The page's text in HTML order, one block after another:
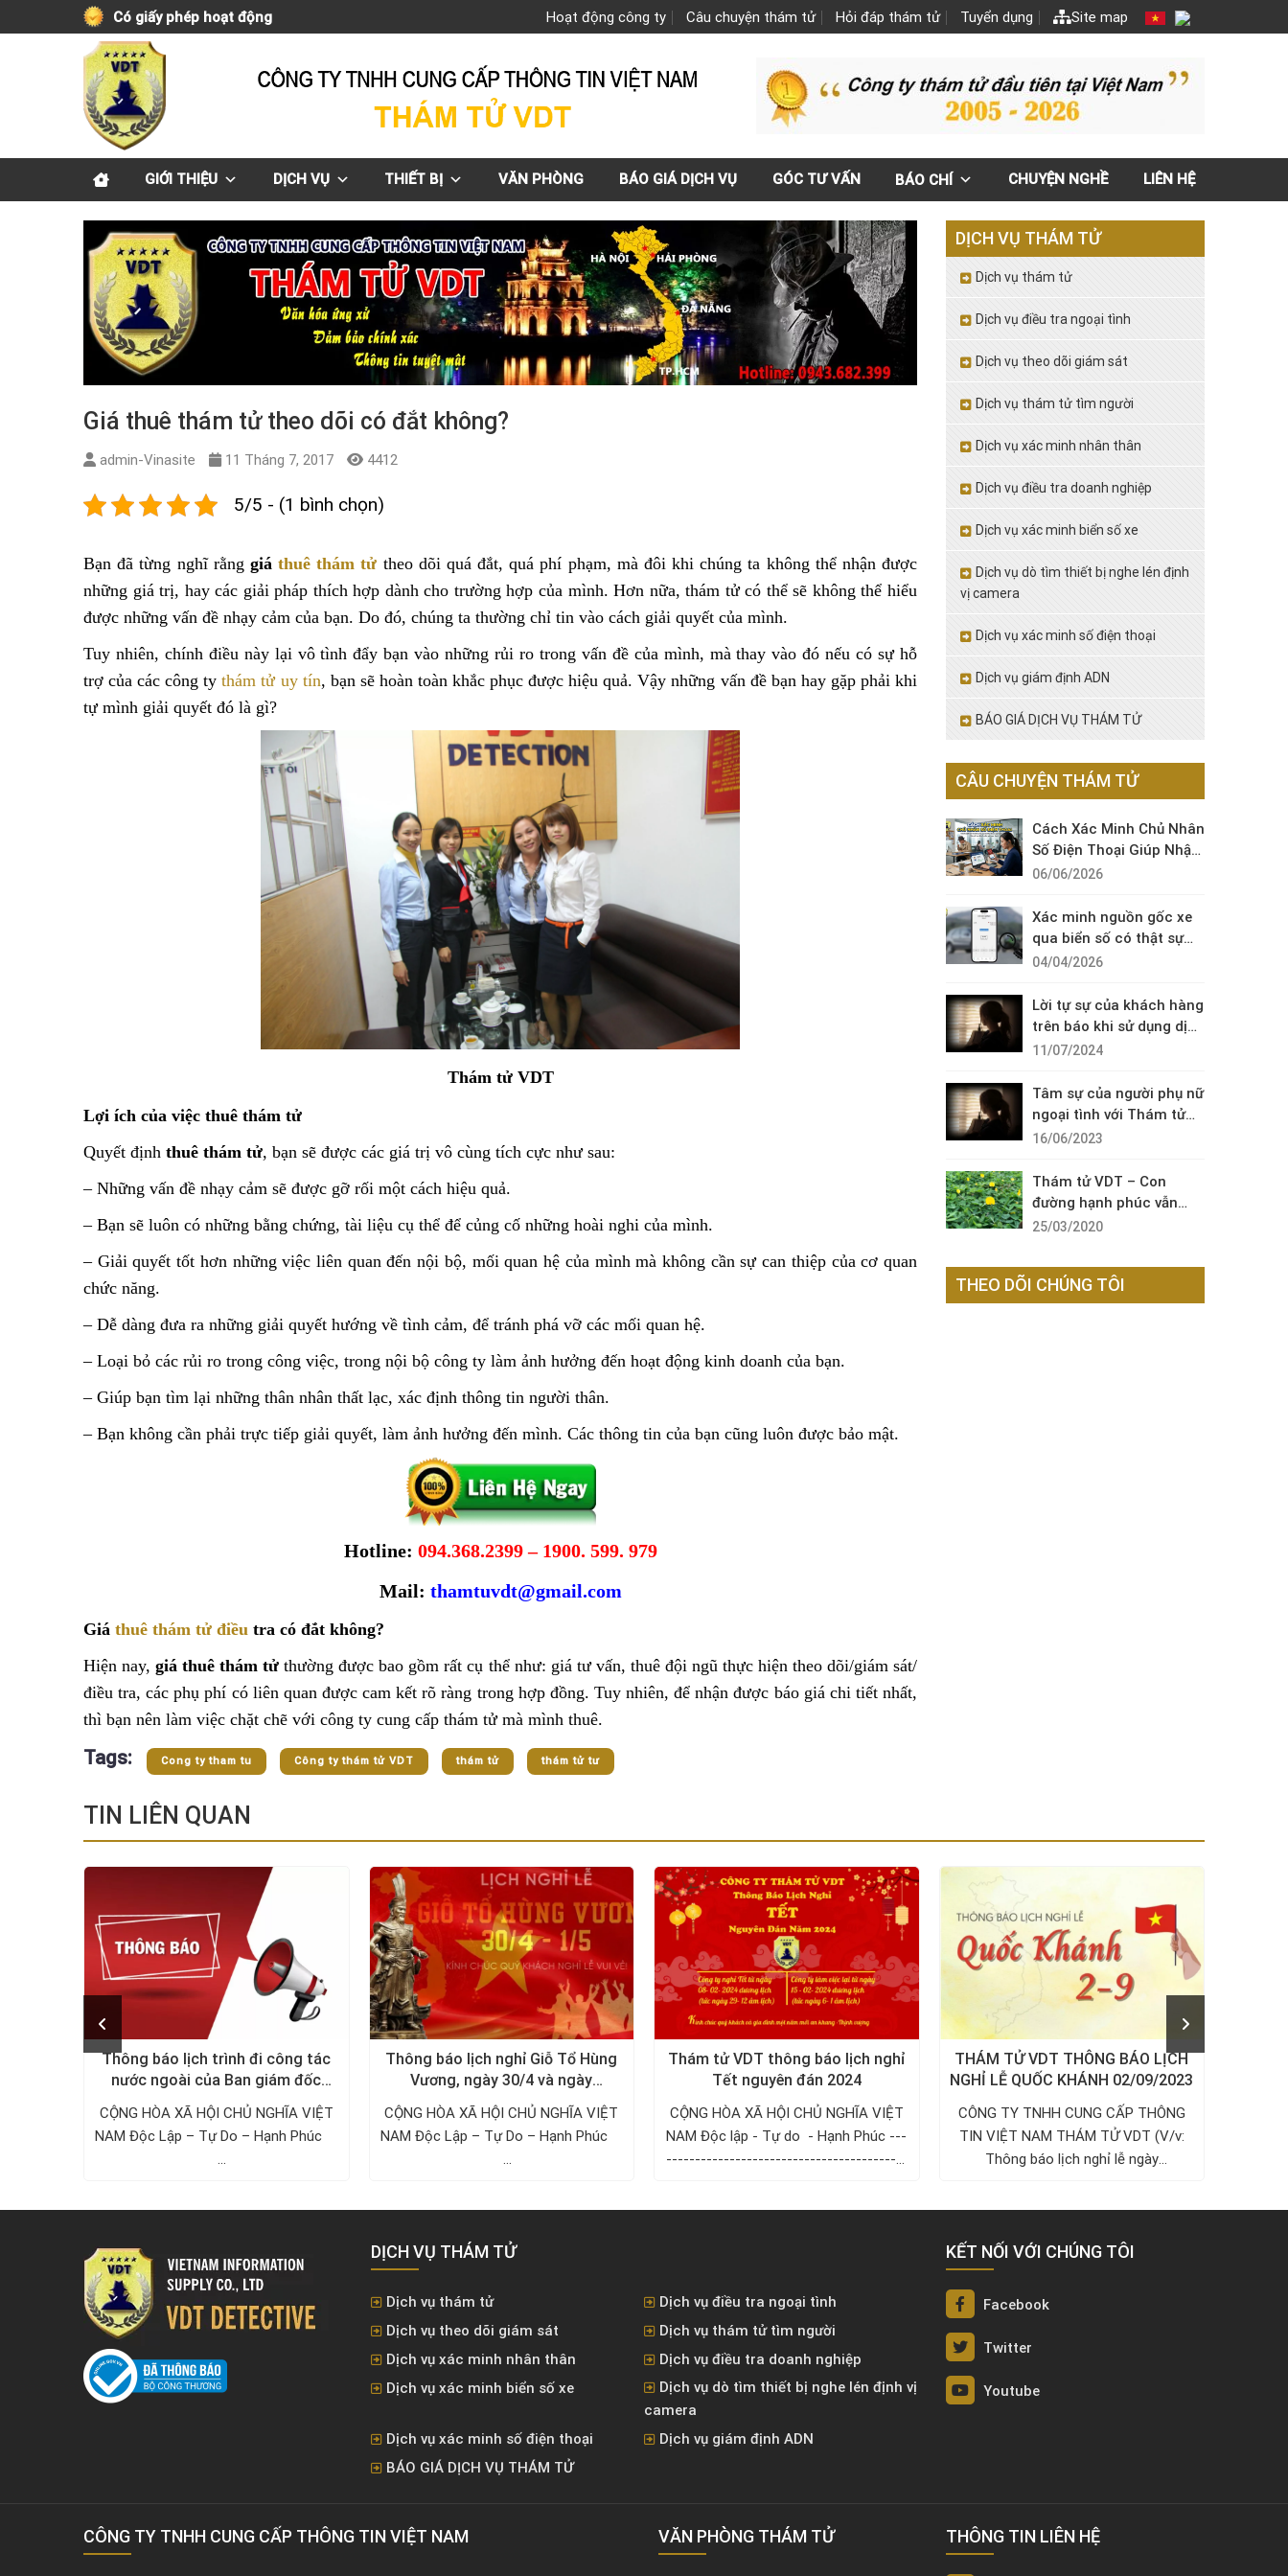
to
Có giấy phép hoạt động Hoạt động công ty Câu chuyện thám tử Hỏi đáp thám tử Tuyển dụng Site map
GIỚI THIỆU DỊCH VỤ THIẾT BỊ VĂN PHÒNG BÁO GIÁ DỊCH VỤ GÓC TƯ VẤN BÁO CHÍ CHUYỆN NGHỀ LIÊN HỆ
Giá thuê thám tử theo dõi có đắt không?
admin-Vinasite 11 Tháng 7, 2017 4412
5/5 - (1 bình chọn)
Bạn đã từng nghĩ rằng giáthuê thám tử theo dõi quá đắt, quá phí phạm, mà đôi khi chúng ta không thể nhận được
những giá trị, hay các giải pháp thích hợp dành cho trường hợp của mình. Hơn nữa, thám tử có thể sẽ không thể hiểu
được những vấn đề nhạy cảm của bạn. Do đó, chúng ta thường chỉ tin vào cách giải quyết của mình.
Tuy nhiên, chính điều này lại vô tình đẩy bạn vào những rủi ro trong vấn đề của mình, mà thay vào đó nếu có sự hỗ
trợ của các công tythám tử uy tín, bạn sẽ hoàn toàn khắc phục được hiệu quả. Vậy những vấn đề bạn hay gặp phải khi
tự mình giải quyết đó là gì?
Thám tử VDT
Lợi ích của việc thuê thám tử
Quyết định thuê thám tử, bạn sẽ được các giá trị vô cùng tích cực như sau:
– Những vấn đề nhạy cảm sẽ được gỡ rối một cách hiệu quả.
– Bạn sẽ luôn có những bằng chứng, tài liệu cụ thể để củng cố những hoài nghi của mình.
– Giải quyết tốt hơn những việc liên quan đến nội bộ, mối quan hệ của mình mà không cần sự can thiệp của cơ quan
chức năng.
– Dễ dàng đưa ra những giải quyết hướng về tình cảm, để tránh phá vỡ các mối quan hệ.
– Loại bỏ các rủi ro trong công việc, trong nội bộ công ty làm ảnh hưởng đến hoạt động kinh doanh của bạn.
– Giúp bạn tìm lại những thân nhân thất lạc, xác định thông tin người thân.
– Bạn không cần phải trực tiếp giải quyết, làm ảnh hưởng đến mình. Các thông tin của bạn cũng luôn được bảo mật.
Hotline: 094.368.2399 – 1900. 599. 979
Mail: thamtuvdt@gmail.com
Giá thuê thám tử điều tra có đắt không?
Hiện nay,giá thuê thám tử thường được bao gồm rất cụ thể như: giá tư vấn, thuê đội ngũ thực hiện theo dõi/giám sát/
điều tra, các phụ phí có liên quan được cam kết rõ ràng trong hợp đồng. Tuy nhiên, để nhận được báo giá chi tiết nhất,
thì bạn nên làm việc chặt chẽ với công ty cung cấp thám tử mà mình thuê.
Tags: Cong ty tham tu Công ty thám tử VDT thám tử thám tử tư
DỊCH VỤ THÁM TỬ
Dịch vụ thám tử
Dịch vụ điều tra ngoại tình
Dịch vụ theo dõi giám sát
Dịch vụ thám tử tìm người
Dịch vụ xác minh nhân thân
Dịch vụ điều tra doanh nghiệp
Dịch vụ xác minh biển số xe
Dịch vụ dò tìm thiết bị nghe lén định
vị camera
Dịch vụ xác minh số điện thoại
Dịch vụ giám định ADN
BÁO GIÁ DỊCH VỤ THÁM TỬ
CÂU CHUYỆN THÁM TỬ
Cách Xác Minh Chủ Nhân
Số Điện Thoại Giúp Nhận
Diện Cuộc Gọi Đáng Ngờ
06/06/2026
Xác minh nguồn gốc xe
qua biển số có thật sự
cần thiết?
04/04/2026
Lời tự sự của khách hàng
trên báo khi sử dụng dịch
vụ thám tử sài gòn VDT
11/07/2024
Tâm sự của người phụ nữ
ngoại tình với Thám tử
VDT
16/06/2023
Thám tử VDT – Con
đường hạnh phúc vẫn
còn đó !
25/03/2020
THEO DÕI CHÚNG TÔI
TIN LIÊN QUAN
Thông báo lịch trình đi công tác
nước ngoài của Ban giám đốc
Công ty Thám tử VDT năm 2024
CỘNG HÒA XÃ HỘI CHỦ NGHĨA VIỆT
NAM Độc Lập – Tự Do – Hạnh Phúc ­­­­­­­­­­­­­­­­­­­­
...
Thông báo lịch nghỉ Giỗ Tổ Hùng
Vương, ngày 30/4 và ngày
1/5/2024
CỘNG HÒA XÃ HỘI CHỦ NGHĨA VIỆT
NAM Độc Lập – Tự Do – Hạnh Phúc ­­­­­­­­­­­­­­­­­­­­
...
Thám tử VDT thông báo lịch nghỉ
Tết nguyên đán 2024
CỘNG HÒA XÃ HỘI CHỦ NGHĨA VIỆT
NAM Độc lập - Tự do - Hạnh Phúc ---
------------------------------------------
THÁM TỬ VDT THÔNG BÁO LỊCH
NGHỈ LỄ QUỐC KHÁNH 02/09/2023
CÔNG TY TNHH CUNG CẤP THÔNG
TIN VIỆT NAM THÁM TỬ VDT (V/v:
Thông báo lịch nghỉ lễ ngày
DỊCH VỤ THÁM TỬ
Dịch vụ thám tử
Dịch vụ điều tra ngoại tình
Dịch vụ theo dõi giám sát
Dịch vụ thám tử tìm người
Dịch vụ xác minh nhân thân
Dịch vụ điều tra doanh nghiệp
Dịch vụ xác minh biển số xe
Dịch vụ dò tìm thiết bị nghe lén định vị
camera
Dịch vụ xác minh số điện thoại
Dịch vụ giám định ADN
BÁO GIÁ DỊCH VỤ THÁM TỬ
KẾT NỐI VỚI CHÚNG TÔI
Facebook
Twitter
Youtube
CÔNG TY TNHH CUNG CẤP THÔNG TIN VIỆT NAM VĂN PHÒNG ​THÁM TỬ THÔNG TIN LIÊN HỆ